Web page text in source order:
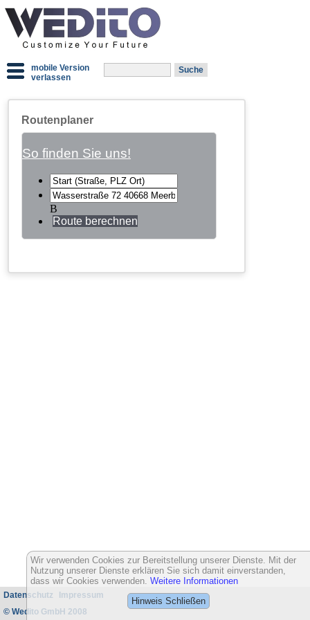
mobile Version
verlassen
Routenplaner
Datenschutz
Impressum
© Wedito GmbH 2008
Wir verwenden Cookies zur Bereitstellung unserer Dienste. Mit der
Nutzung unserer Dienste erklären Sie sich damit einverstanden,
dass wir Cookies verwenden. Weitere Informationen
Hinweis Schließen